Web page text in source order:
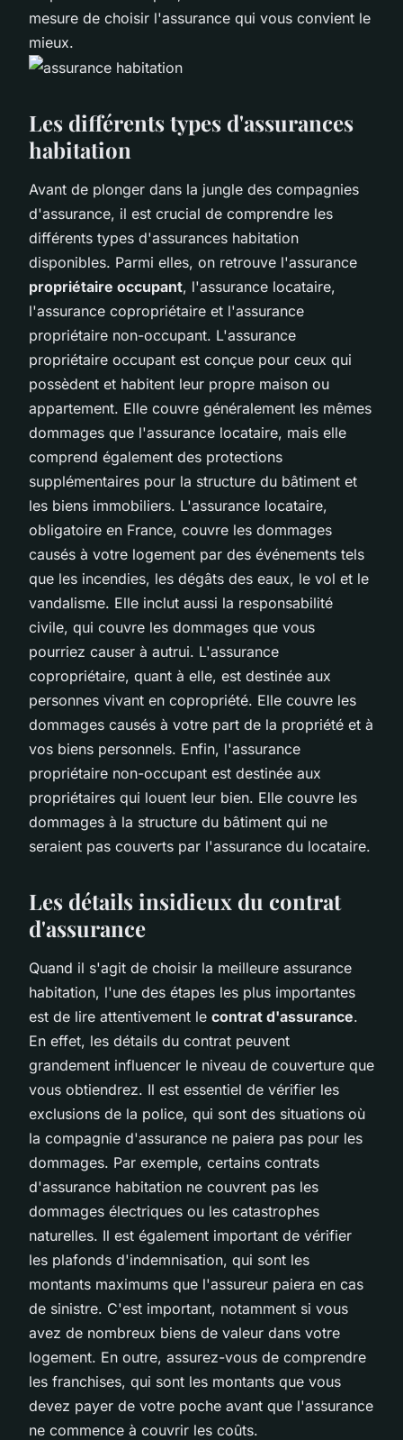
mesure de choisir l'assurance qui vous convient le
mieux.
Les différents types d'assurances
habitation
Avant de plonger dans la jungle des compagnies
d'assurance, il est crucial de comprendre les
différents types d'assurances habitation
disponibles. Parmi elles, on retrouve l'assurance
propriétaire occupant, l'assurance locataire,
l'assurance copropriétaire et l'assurance
propriétaire non-occupant. L'assurance
propriétaire occupant est conçue pour ceux qui
possèdent et habitent leur propre maison ou
appartement. Elle couvre généralement les mêmes
dommages que l'assurance locataire, mais elle
comprend également des protections
supplémentaires pour la structure du bâtiment et
les biens immobiliers. L'assurance locataire,
obligatoire en France, couvre les dommages
causés à votre logement par des événements tels
que les incendies, les dégâts des eaux, le vol et le
vandalisme. Elle inclut aussi la responsabilité
civile, qui couvre les dommages que vous
pourriez causer à autrui. L'assurance
copropriétaire, quant à elle, est destinée aux
personnes vivant en copropriété. Elle couvre les
dommages causés à votre part de la propriété et à
vos biens personnels. Enfin, l'assurance
propriétaire non-occupant est destinée aux
propriétaires qui louent leur bien. Elle couvre les
dommages à la structure du bâtiment qui ne
seraient pas couverts par l'assurance du locataire.
Les détails insidieux du contrat
d'assurance
Quand il s'agit de choisir la meilleure assurance
habitation, l'une des étapes les plus importantes
est de lire attentivement le contrat d'assurance.
En effet, les détails du contrat peuvent
grandement influencer le niveau de couverture que
vous obtiendrez. Il est essentiel de vérifier les
exclusions de la police, qui sont des situations où
la compagnie d'assurance ne paiera pas pour les
dommages. Par exemple, certains contrats
d'assurance habitation ne couvrent pas les
dommages électriques ou les catastrophes
naturelles. Il est également important de vérifier
les plafonds d'indemnisation, qui sont les
montants maximums que l'assureur paiera en cas
de sinistre. C'est important, notamment si vous
avez de nombreux biens de valeur dans votre
logement. En outre, assurez-vous de comprendre
les franchises, qui sont les montants que vous
devez payer de votre poche avant que l'assurance
ne commence à couvrir les coûts.